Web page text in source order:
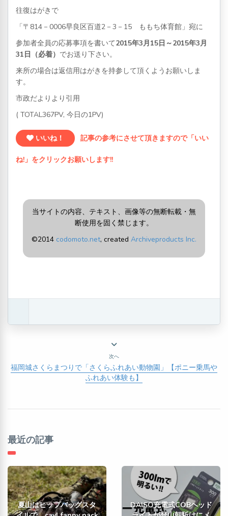
往復はがきで
「〒814－0006早良区百道2－3－15 ももち体育館」 宛に
参加者全員の応募事項を書いて2015年3月15日～2015年3月
31日（必着） でお送り下さい。
来所の場合は返信用はがきを持参して頂くようお願いしま
す。
市政だよりより引用
( TOTAL367PV, 今日の1PV)
いいね！ 記事の参考にさせて頂きますので「いい
ね!」をクリックお願いします!!
当サイトの内容、テキスト、画像等の無断転載・無
断使用を固く禁じます。
©2014 codomoto.net, created Archiveproducts Inc.
次へ
福岡城さくらまつりで「さくらふれあい動物園」【ポニー乗馬や
ふれあい体験も】
最近の記事
夏山はヒップバッグスタ
DAISO充電式COBヘッド